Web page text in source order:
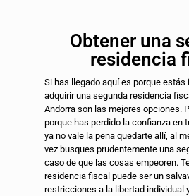
Obtener una
residencia
Si has llegado aquí es porque
adquirir una segunda residencia
Andorra son las mejores opciones.
porque has perdido la confianza en
ya no vale la pena quedarte allí, al
vez busques prudentemente una
caso de que las cosas empeoren.
residencia fiscal puede ser un
restricciones a la libertad individual